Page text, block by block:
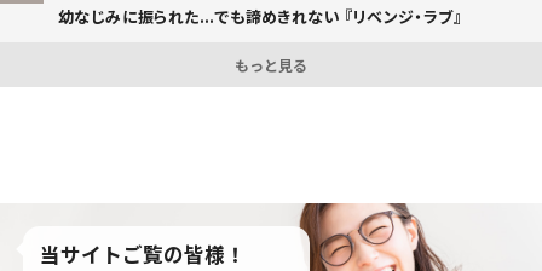
幼なじみに振られた...でも諦めきれない 『リベンジ・ラブ』
もっと見る
当サイトご覧の皆様！